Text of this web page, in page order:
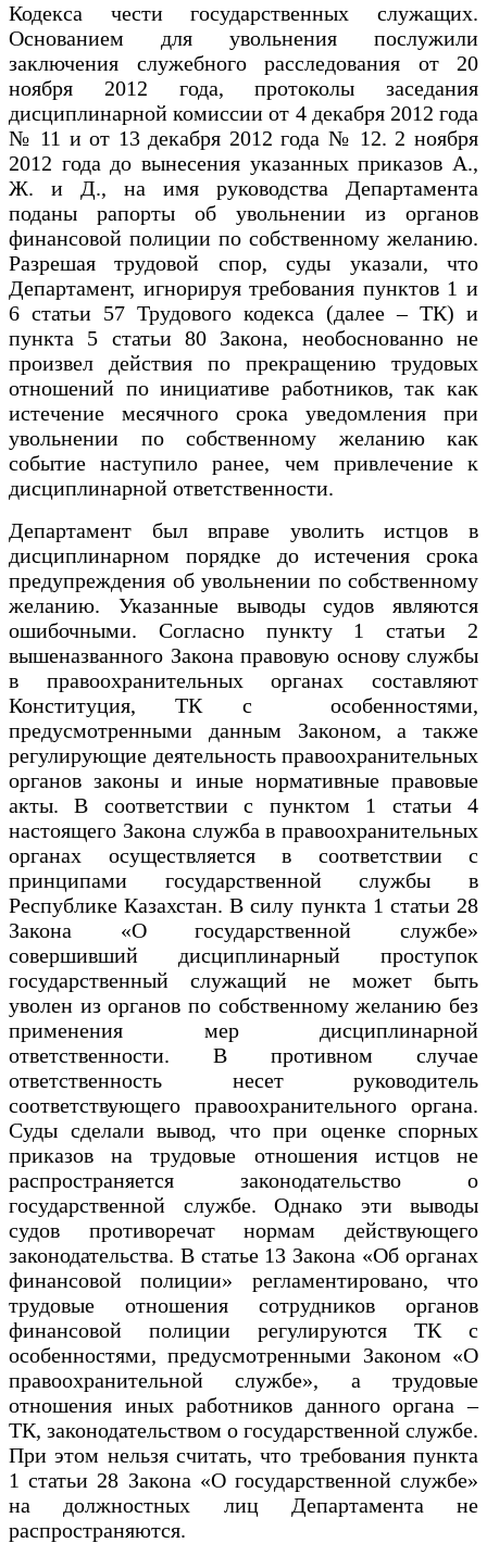
Кодекса чести государственных служащих.
Основанием для увольнения послужили
заключения служебного расследования от 20
ноября 2012 года, протоколы заседания
дисциплинарной комиссии от 4 декабря 2012 года
№ 11 и от 13 декабря 2012 года № 12. 2 ноября
2012 года до вынесения указанных приказов А.,
Ж. и Д., на имя руководства Департамента
поданы рапорты об увольнении из органов
финансовой полиции по собственному желанию.
Разрешая трудовой спор, суды указали, что
Департамент, игнорируя требования пунктов 1 и
6 статьи 57 Трудового кодекса (далее – ТК) и
пункта 5 статьи 80 Закона, необоснованно не
произвел действия по прекращению трудовых
отношений по инициативе работников, так как
истечение месячного срока уведомления при
увольнении по собственному желанию как
событие наступило ранее, чем привлечение к
дисциплинарной ответственности.
Департамент был вправе уволить истцов в
дисциплинарном порядке до истечения срока
предупреждения об увольнении по собственному
желанию. Указанные выводы судов являются
ошибочными. Согласно пункту 1 статьи 2
вышеназванного Закона правовую основу службы
в правоохранительных органах составляют
Конституция, ТК с особенностями,
предусмотренными данным Законом, а также
регулирующие деятельность правоохранительных
органов законы и иные нормативные правовые
акты. В соответствии с пунктом 1 статьи 4
настоящего Закона служба в правоохранительных
органах осуществляется в соответствии с
принципами государственной службы в
Республике Казахстан. В силу пункта 1 статьи 28
Закона «О государственной службе»
совершивший дисциплинарный проступок
государственный служащий не может быть
уволен из органов по собственному желанию без
применения мер дисциплинарной
ответственности. В противном случае
ответственность несет руководитель
соответствующего правоохранительного органа.
Суды сделали вывод, что при оценке спорных
приказов на трудовые отношения истцов не
распространяется законодательство о
государственной службе. Однако эти выводы
судов противоречат нормам действующего
законодательства. В статье 13 Закона «Об органах
финансовой полиции» регламентировано, что
трудовые отношения сотрудников органов
финансовой полиции регулируются ТК с
особенностями, предусмотренными Законом «О
правоохранительной службе», а трудовые
отношения иных работников данного органа –
ТК, законодательством о государственной службе.
При этом нельзя считать, что требования пункта
1 статьи 28 Закона «О государственной службе»
на должностных лиц Департамента не
распространяются.